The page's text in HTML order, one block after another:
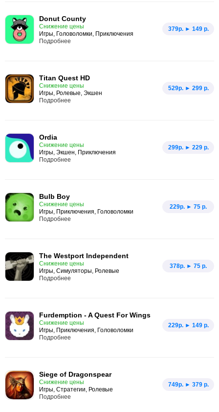
Donut County
Снижение цены
Игры, Головоломки, Приключения
379p. ► 149 р.
Подробнее
Titan Quest HD
Снижение цены
Игры, Ролевые, Экшен
529p. ► 299 р.
Подробнее
Ordia
Снижение цены
Игры, Экшен, Приключения
299p. ► 229 р.
Подробнее
Bulb Boy
Снижение цены
Игры, Приключения, Головоломки
229p. ► 75 р.
Подробнее
The Westport Independent
Снижение цены
Игры, Симуляторы, Ролевые
378p. ► 75 р.
Подробнее
Furdemption - A Quest For Wings
Снижение цены
Игры, Приключения, Головоломки
229p. ► 149 р.
Подробнее
Siege of Dragonspear
Снижение цены
Игры, Стратегии, Ролевые
749p. ► 379 р.
Подробнее